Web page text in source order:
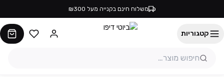
משלוח חינם בקנייה מעל ₪300
קטגוריות